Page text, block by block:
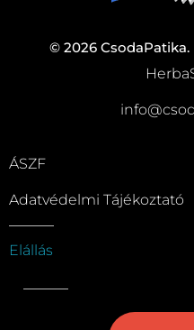
© 2026
ÁSZF
Adatvédelmi Tájékoztató
Elállás